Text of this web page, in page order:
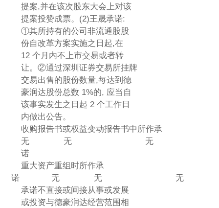
提案,并在该次股东大会上对该
提案投赞成票。(2)王晟承诺:
①其所持有的公司非流通股股
份自改革方案实施之日起,在
12 个月内不上市交易或者转
让。②通过深圳证券交易所挂牌
交易出售的股份数量,每达到德
豪润达股份总数 1%的, 应当自
该事实发生之日起 2 个工作日
内做出公告。
收购报告书或权益变动报告书中所作承
无 无 无
诺
重大资产重组时所作承
诺 无 无 无
承诺不直接或间接从事或发展
或投资与德豪润达经营范围相